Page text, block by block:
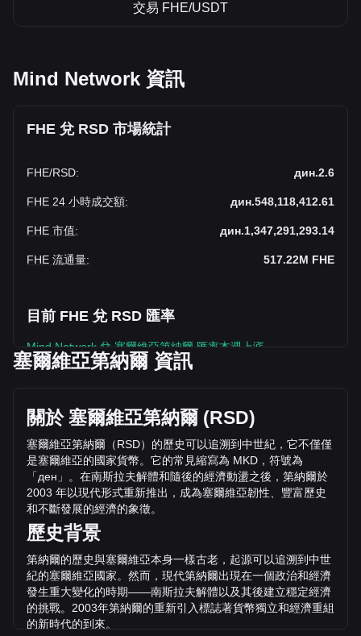
交易 FHE/USDT
Mind Network 資訊
FHE 兌 RSD 市場統計
FHE/RSD: дин.2.6
FHE 24 小時成交額: дин.548,118,412.61
FHE 市值: дин.1,347,291,293.14
FHE 流通量: 517.22M FHE
目前 FHE 兌 RSD 匯率
Mind Network 兌 塞爾維亞第納爾 匯率本週上漲。
Mind Network 的目前價格是 дин.2.6 / FHE，總市值為
дин.1,347,291,293.14 RSD。 的交易量在過去24小時內下跌
了 Mind Network%（дин.-87,205,147.13 RSD），而同期
дин.635,323,559.75 的交易量為 -13.73 。
透過 Bitget 了解更多 Mind Network 相關資訊
Mind Network 價格
Mind Network價格預測
什麼是 Mind Network（FHE）？
Mind Network 收益計算器
塞爾維亞第納爾 資訊
關於 塞爾維亞第納爾 (RSD)
塞爾維亞第納爾（RSD）的歷史可以追溯到中世紀，它不僅僅
是塞爾維亞的國家貨幣。它的常見縮寫為 MKD ，符號為
「ден 」。在南斯拉夫解體和隨後的經濟動盪之後，第納爾於
2003 年以現代形式重新推出，成為塞爾維亞韌性、豐富歷史
和不斷發展的經濟的象徵。
歷史背景
第納爾的歷史與塞爾維亞本身一樣古老，起源可以追溯到中世
紀的塞爾維亞國家。然而，現代第納爾出現在一個政治和經濟
發生重大變化的時期——南斯拉夫解體以及其後建立穩定經濟
的挑戰。 2003年第納爾的重新引入標誌著貨幣獨立和經濟重組
的新時代的到來。